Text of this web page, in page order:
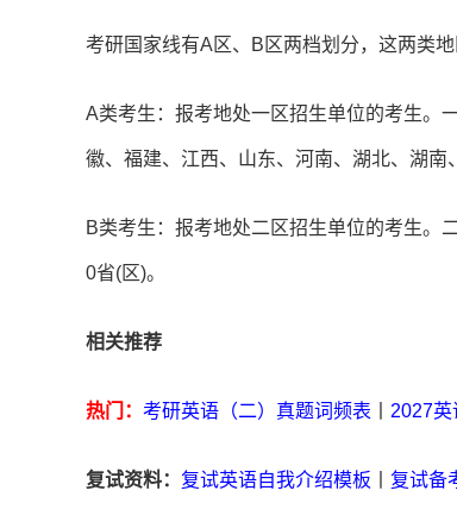
考研国家线有A区、B区两档划分，这两类
A类考生：报考地处一区招生单位的考生。
徽、福建、江西、山东、河南、湖北、湖南
B类考生：报考地处二区招生单位的考生。
0省(区)。
相关推荐
热门： 考研英语（二）真题词频表 2027
复试资料： 复试英语自我介绍模板 复试备